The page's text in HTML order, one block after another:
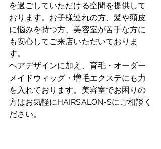
を過ごしていただける空間を提供して
おります。お子様連れの方、髪や頭皮
に悩みを持つ方、美容室が苦手な方に
も安心してご来店いただいておりま
す。
ヘアデザインに加え、育毛・オーダー
メイドウィッグ・増毛エクステにも力
を入れております。美容室でお困りの
方はお気軽にHAIRSALON-Sにご相談く
ださい。